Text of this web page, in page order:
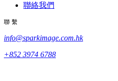
聯絡我們
聯繫
info@sparkimage.com.hk
+852 3974 6788